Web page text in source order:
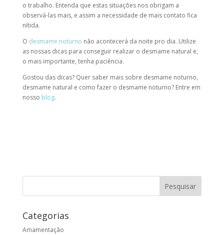
o trabalho. Entenda que estas situações nos obrigam a
observá-las mais, e assim a necessidade de mais contato fica
nítida.
O desmame noturno não acontecerá da noite pro dia. Utilize
as nossas dicas para conseguir realizar o desmame natural e,
o mais importante, tenha paciência.
Gostou das dicas? Quer saber mais sobre desmame noturno,
desmame natural e como fazer o desmame noturno? Entre em
nosso blog.
Categorias
Amamentação